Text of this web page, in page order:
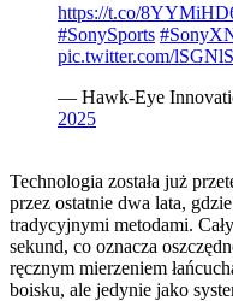
https://t.co/
#SonySports
pic.twitter.com/
— Hawk-Eye
2025
Technologia została już
przez ostatnie dwa lata,
tradycyjnymi metodami.
sekund, co oznacza
ręcznym mierzeniem
boisku, ale jedynie jako